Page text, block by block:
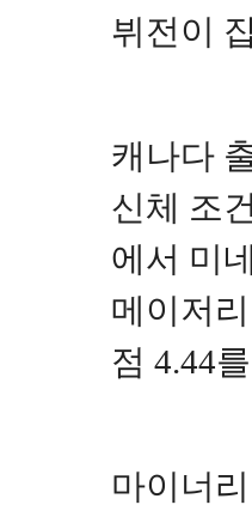
뷔전이
캐나다
신체 조
에서 미
메이저
점 4.44
마이너